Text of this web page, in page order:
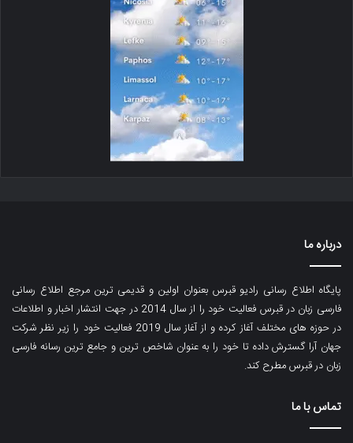
درباره ما
پایگاه اطلاع رسانی رادیو قبرس بعنوان اولین و قدیمی ترین مرجع اطلاع رسانی
فارسی زبان در قبرس فعالیت خود را از سال 2014 در جهت انتشار اخبار و اطلاعات
در حوزه های مختلف آغاز کرده و از آغاز سال 2019 فعالیت خود را زیر نظر شرکت
جهان آرا گسترش داده تا خود را به عنوان شاخص ترین و جامع ترین رسانه فارسی
زبان در قبرس مطرح کند.
تماس با ما